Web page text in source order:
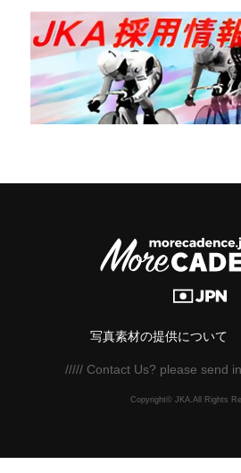
写真素材の提供について
///// Contact Us? please send in
Copyright© JKA.All Rights